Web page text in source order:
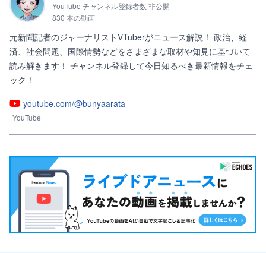
YouTube チャンネル登録者数 非公開
830 本の動画
元新聞記者のジャーナリストVTuberがニュース解説！ 政治、経
済、社会問題、国際情勢などをさまざまな取材や知見に基づいて
読み解きます！ チャンネル登録して今日知るべき最新情報をチェ
ック！
youtube.com/@bunyaarata
YouTube